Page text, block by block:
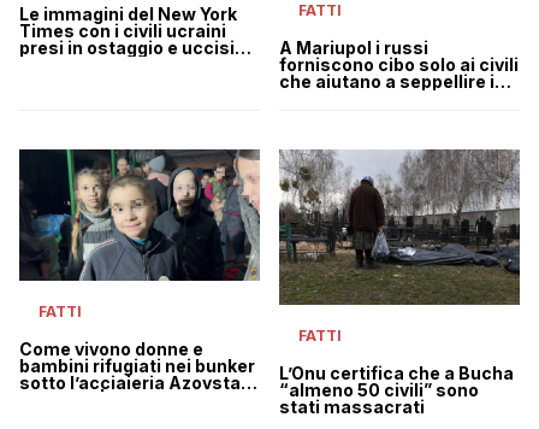
Le immagini del New York
Times con i civili ucraini
presi in ostaggio e uccisi
FATTI
A Mariupol i russi
forniscono cibo solo ai civili
che aiutano a seppellire i
FATTI
Come vivono donne e
bambini rifugiati nei bunker
sotto l’acciaieria Azovstal a
FATTI
L’Onu certifica che a Bucha
“almeno 50 civili” sono
stati massacrati